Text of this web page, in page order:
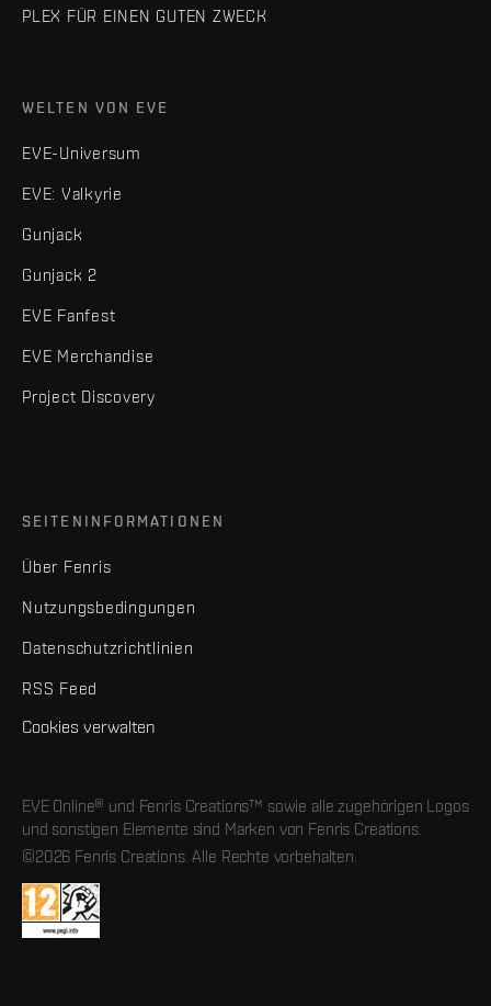
PLEX FÜR EINEN GUTEN ZWECK
WELTEN VON EVE
EVE-Universum
EVE: Valkyrie
Gunjack
Gunjack 2
EVE Fanfest
EVE Merchandise
Project Discovery
SEITENINFORMATIONEN
Über Fenris
Nutzungsbedingungen
Datenschutzrichtlinien
RSS Feed
Cookies verwalten
EVE Online® und Fenris Creations™ sowie alle zugehörigen Logos
und sonstigen Elemente sind Marken von Fenris Creations.
©2026 Fenris Creations. Alle Rechte vorbehalten.